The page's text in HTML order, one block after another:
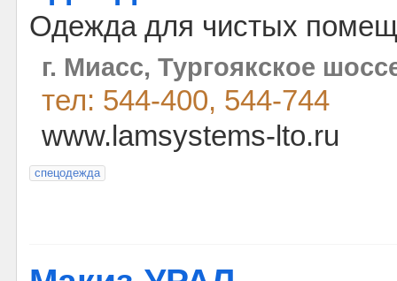
Одежда для чистых
г. Миасс, Тургоякское
тел: 544-400, 544-744
www.lamsystems-lto.ru
спецодежда